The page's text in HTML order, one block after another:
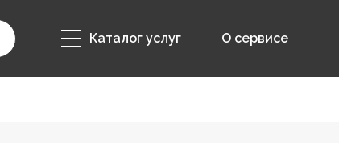
Каталог услуг О сервисе